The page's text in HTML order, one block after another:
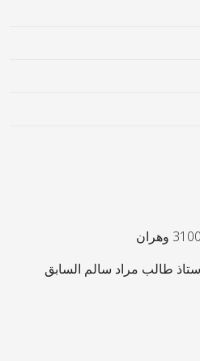
طالب مراد سالم السابق